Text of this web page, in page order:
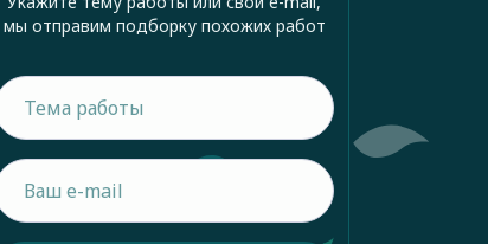
мы отправим подборку похожих работ